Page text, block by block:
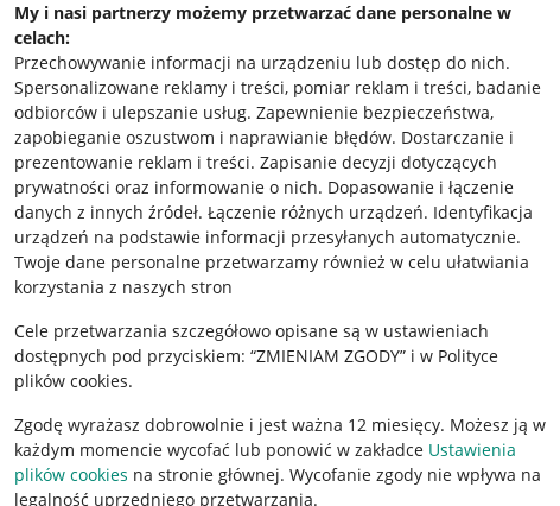
My i nasi partnerzy możemy przetwarzać dane personalne w
celach:
Przechowywanie informacji na urządzeniu lub dostęp do nich.
Spersonalizowane reklamy i treści, pomiar reklam i treści, badanie
odbiorców i ulepszanie usług. Zapewnienie bezpieczeństwa,
zapobieganie oszustwom i naprawianie błędów. Dostarczanie i
prezentowanie reklam i treści. Zapisanie decyzji dotyczących
prywatności oraz informowanie o nich. Dopasowanie i łączenie
danych z innych źródeł. Łączenie różnych urządzeń. Identyfikacja
urządzeń na podstawie informacji przesyłanych automatycznie.
Twoje dane personalne przetwarzamy również w celu ułatwiania
korzystania z naszych stron
Cele przetwarzania szczegółowo opisane są w ustawieniach
dostępnych pod przyciskiem: “ZMIENIAM ZGODY” i w Polityce
plików cookies.
Zgodę wyrażasz dobrowolnie i jest ważna 12 miesięcy. Możesz ją w
każdym momencie wycofać lub ponowić w zakładce Ustawienia
plików cookies na stronie głównej. Wycofanie zgody nie wpływa na
legalność uprzedniego przetwarzania.
Usługach Cyfrowych
Pobierz aplikację